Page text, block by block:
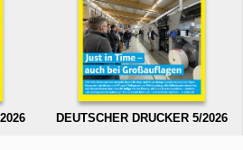
DEUTSCHER DRUCKER 5/2026